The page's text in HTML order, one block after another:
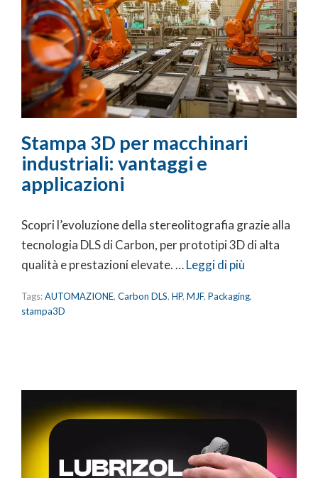
Stampa 3D per macchinari
industriali: vantaggi e
applicazioni
Scopri l’evoluzione della stereolitografia grazie alla
tecnologia DLS di Carbon, per prototipi 3D di alta
qualità e prestazioni elevate. …Leggi di più
Tags:AUTOMAZIONE, Carbon DLS, HP, MJF, Packaging,
stampa3D